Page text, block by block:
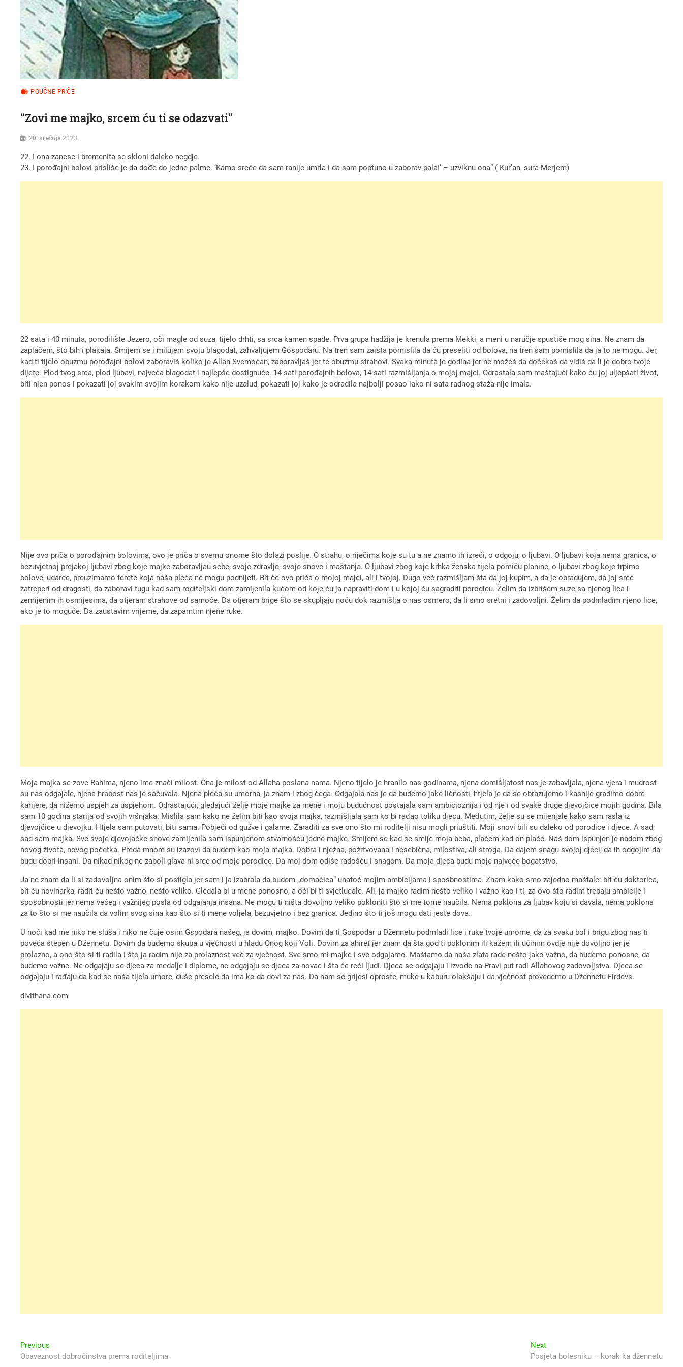
POUČNE PRIČE
“Zovi me majko, srcem ću ti se odazvati”
20. siječnja 2023.
22. I ona zanese i bremenita se skloni daleko negdje.
23. I porođajni bolovi prisliše je da dođe do jedne palme. ‘Kamo sreće da sam ranije umrla i da sam poptuno u zaborav pala!’ – uzviknu ona“ ( Kur’an, sura Merjem)
22 sata i 40 minuta, porodilište Jezero, oči magle od suza, tijelo drhti, sa srca kamen spade. Prva grupa hadžija je krenula prema Mekki, a meni u naručje spustiše mog sina. Ne znam da
zaplačem, što bih i plakala. Smijem se i milujem svoju blagodat, zahvaljujem Gospodaru. Na tren sam zaista pomislila da ću preseliti od bolova, na tren sam pomislila da ja to ne mogu. Jer,
kad ti tijelo obuzmu porođajni bolovi zaboraviš koliko je Allah Svemoćan, zaboravljaš jer te obuzmu strahovi. Svaka minuta je godina jer ne možeš da dočekaš da vidiš da li je dobro tvoje
dijete. Plod tvog srca, plod ljubavi, najveća blagodat i najlepše dostignuće. 14 sati porođajnih bolova, 14 sati razmišljanja o mojoj majci. Odrastala sam maštajući kako ću joj uljepšati život,
biti njen ponos i pokazati joj svakim svojim korakom kako nije uzalud, pokazati joj kako je odradila najbolji posao iako ni sata radnog staža nije imala.
Nije ovo priča o porođajnim bolovima, ovo je priča o svemu onome što dolazi poslije. O strahu, o riječima koje su tu a ne znamo ih izreči, o odgoju, o ljubavi. O ljubavi koja nema granica, o
bezuvjetnoj prejakoj ljubavi zbog koje majke zaboravljau sebe, svoje zdravlje, svoje snove i maštanja. O ljubavi zbog koje krhka ženska tijela pomiču planine, o ljubavi zbog koje trpimo
bolove, udarce, preuzimamo terete koja naša pleća ne mogu podnijeti. Bit će ovo priča o mojoj majci, ali i tvojoj. Dugo već razmišljam šta da joj kupim, a da je obradujem, da joj srce
zatreperi od dragosti, da zaboravi tugu kad sam roditeljski dom zamijenila kućom od koje ću ja napraviti dom i u kojoj ću sagraditi porodicu. Želim da izbrišem suze sa njenog lica i
zemijenim ih osmijesima, da otjeram strahove od samoće. Da otjeram brige što se skupljaju noću dok razmišlja o nas osmero, da li smo sretni i zadovoljni. Želim da podmladim njeno lice,
ako je to moguće. Da zaustavim vrijeme, da zapamtim njene ruke.
Moja majka se zove Rahima, njeno ime znači milost. Ona je milost od Allaha poslana nama. Njeno tijelo je hranilo nas godinama, njena domišljatost nas je zabavljala, njena vjera i mudrost
su nas odgajale, njena hrabost nas je sačuvala. Njena pleća su umorna, ja znam i zbog čega. Odgajala nas je da budemo jake ličnosti, htjela je da se obrazujemo i kasnije gradimo dobre
karijere, da nižemo uspjeh za uspjehom. Odrastajući, gledajući želje moje majke za mene i moju budućnost postajala sam ambicioznija i od nje i od svake druge djevojčice mojih godina. Bila
sam 10 godina starija od svojih vršnjaka. Mislila sam kako ne želim biti kao svoja majka, razmišljala sam ko bi rađao toliku djecu. Međutim, želje su se mijenjale kako sam rasla iz
djevojčice u djevojku. Htjela sam putovati, biti sama. Pobjeći od gužve i galame. Zaraditi za sve ono što mi roditelji nisu mogli priuštiti. Moji snovi bili su daleko od porodice i djece. A sad,
sad sam majka. Sve svoje djevojačke snove zamijenila sam ispunjenom stvarnošću jedne majke. Smijem se kad se smije moja beba, plačem kad on plače. Naš dom ispunjen je nadom zbog
novog života, novog početka. Preda mnom su izazovi da budem kao moja majka. Dobra i nježna, požrtvovana i nesebična, milostiva, ali stroga. Da dajem snagu svojoj djeci, da ih odgojim da
budu dobri insani. Da nikad nikog ne zaboli glava ni srce od moje porodice. Da moj dom odiše radošću i snagom. Da moja djeca budu moje najveće bogatstvo.
Ja ne znam da li si zadovoljna onim što si postigla jer sam i ja izabrala da budem „domaćica“ unatoč mojim ambicijama i sposbnostima. Znam kako smo zajedno maštale: bit ću doktorica,
bit ću novinarka, radit ću nešto važno, nešto veliko. Gledala bi u mene ponosno, a oči bi ti svjetlucale. Ali, ja majko radim nešto veliko i važno kao i ti, za ovo što radim trebaju ambicije i
sposobnosti jer nema većeg i važnijeg posla od odgajanja insana. Ne mogu ti ništa dovoljno veliko pokloniti što si me tome naučila. Nema poklona za ljubav koju si davala, nema poklona
za to što si me naučila da volim svog sina kao što si ti mene voljela, bezuvjetno i bez granica. Jedino što ti još mogu dati jeste dova.
U noći kad me niko ne sluša i niko ne čuje osim Gspodara našeg, ja dovim, majko. Dovim da ti Gospodar u Džennetu podmladi lice i ruke tvoje umorne, da za svaku bol i brigu zbog nas ti
poveća stepen u Džennetu. Dovim da budemo skupa u vječnosti u hladu Onog koji Voli. Dovim za ahiret jer znam da šta god ti poklonim ili kažem ili učinim ovdje nije dovoljno jer je
prolazno, a ono što si ti radila i što ja radim nije za prolaznost već za vječnost. Sve smo mi majke i sve odgajamo. Maštamo da naša zlata rade nešto jako važno, da budemo ponosne, da
budemo važne. Ne odgajaju se djeca za medalje i diplome, ne odgajaju se djeca za novac i šta će reći ljudi. Djeca se odgajaju i izvode na Pravi put radi Allahovog zadovoljstva. Djeca se
odgajaju i rađaju da kad se naša tijela umore, duše presele da ima ko da dovi za nas. Da nam se grijesi oproste, muke u kaburu olakšaju i da vječnost provedemo u Džennetu Firdevs.
divithana.com
Navigacija
objava
Previous
post:
Obaveznost dobročinstva prema roditeljima
NextNext
post:
Posjeta bolesniku – korak ka džennetu